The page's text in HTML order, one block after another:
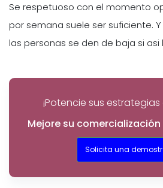
Se respetuoso con el momento
por semana suele ser suficiente.
las personas se den de baja si asi
¡Potencie sus
Mejore su
Solicita una